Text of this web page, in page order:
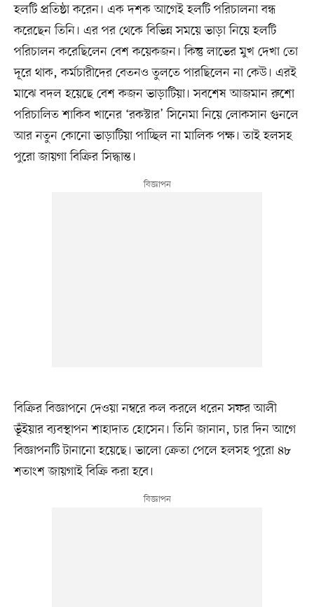
হলটি প্রতিষ্ঠা করেন। এক দশক আগেই হলটি পরিচালনা বন্ধ
করেছেন তিনি। এর পর থেকে বিভিন্ন সময়ে ভাড়া নিয়ে হলটি
পরিচালন করেছিলেন বেশ কয়েকজন। কিন্তু লাভের মুখ দেখা তো
দূরে থাক, কর্মচারীদের বেতনও তুলতে পারছিলেন না কেউ। এরই
মাঝে বদল হয়েছে বেশ কজন ভাড়াটিয়া। সবশেষ আজমান রুশো
পরিচালিত শাকিব খানের ‘রকস্টার’ সিনেমা নিয়ে লোকসান গুনলে
আর নতুন কোনো ভাড়াটিয়া পাচ্ছিল না মালিক পক্ষ। তাই হলসহ
পুরো জায়গা বিক্রির সিদ্ধান্ত।
বিক্রির বিজ্ঞাপনে দেওয়া নম্বরে কল করলে ধরেন সফর আলী
ভূঁইয়ার ব্যবস্থাপন শাহাদাত হোসেন। তিনি জানান, চার দিন আগে
বিজ্ঞাপনটি টানানো হয়েছে। ভালো ক্রেতা পেলে হলসহ পুরো ৪৮
শতাংশ জায়গাই বিক্রি করা হবে।